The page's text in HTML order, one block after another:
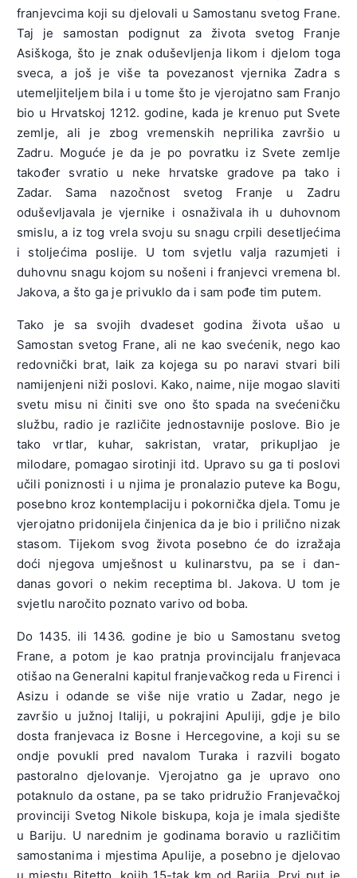
franjevcima koji su djelovali u Samostanu svetog Frane.
Taj je samostan podignut za života svetog Franje
Asiškoga, što je znak oduševljenja likom i djelom toga
sveca, a još je više ta povezanost vjernika Zadra s
utemeljiteljem bila i u tome što je vjerojatno sam Franjo
bio u Hrvatskoj 1212. godine, kada je krenuo put Svete
zemlje, ali je zbog vremenskih neprilika završio u
Zadru. Moguće je da je po povratku iz Svete zemlje
također svratio u neke hrvatske gradove pa tako i
Zadar. Sama nazočnost svetog Franje u Zadru
oduševljavala je vjernike i osnaživala ih u duhovnom
smislu, a iz tog vrela svoju su snagu crpili desetljećima
i stoljećima poslije. U tom svjetlu valja razumjeti i
duhovnu snagu kojom su nošeni i franjevci vremena bl.
Jakova, a što ga je privuklo da i sam pođe tim putem.
Tako je sa svojih dvadeset godina života ušao u
Samostan svetog Frane, ali ne kao svećenik, nego kao
redovnički brat, laik za kojega su po naravi stvari bili
namijenjeni niži poslovi. Kako, naime, nije mogao slaviti
svetu misu ni činiti sve ono što spada na svećeničku
službu, radio je različite jednostavnije poslove. Bio je
tako vrtlar, kuhar, sakristan, vratar, prikupljao je
milodare, pomagao sirotinji itd. Upravo su ga ti poslovi
učili poniznosti i u njima je pronalazio puteve ka Bogu,
posebno kroz kontemplaciju i pokornička djela. Tomu je
vjerojatno pridonijela činjenica da je bio i prilično nizak
stasom. Tijekom svog života posebno će do izražaja
doći njegova umješnost u kulinarstvu, pa se i dan-
danas govori o nekim receptima bl. Jakova. U tom je
svjetlu naročito poznato varivo od boba.
Do 1435. ili 1436. godine je bio u Samostanu svetog
Frane, a potom je kao pratnja provincijalu franjevaca
otišao na Generalni kapitul franjevačkog reda u Firenci i
Asizu i odande se više nije vratio u Zadar, nego je
završio u južnoj Italiji, u pokrajini Apuliji, gdje je bilo
dosta franjevaca iz Bosne i Hercegovine, a koji su se
ondje povukli pred navalom Turaka i razvili bogato
pastoralno djelovanje. Vjerojatno ga je upravo ono
potaknulo da ostane, pa se tako pridružio Franjevačkoj
provinciji Svetog Nikole biskupa, koja je imala sjedište
u Bariju. U narednim je godinama boravio u različitim
samostanima i mjestima Apulije, a posebno je djelovao